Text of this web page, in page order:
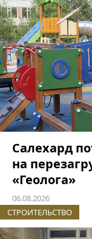
Салехард
на
«Геолога»
06.08.2026
СТРОИТЕЛЬСТВО